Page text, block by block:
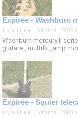
Expirée - Washburn
il y a 11 ans · Echange · 2982
Washburn mercury II
guitare , multifx , amp
Expirée - Squier
il y a 11 ans · Echange · 2803